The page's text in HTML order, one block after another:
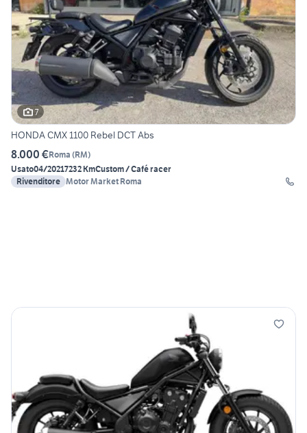
7
HONDA CMX 1100 Rebel DCT Abs
8.000 €Roma (RM)
Usato04/20217232 KmCustom / Café racer
Rivenditore Motor Market Roma